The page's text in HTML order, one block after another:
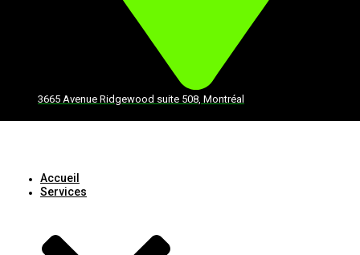
3665 Avenue Ridgewood suite 508, Montréal
Accueil
Services